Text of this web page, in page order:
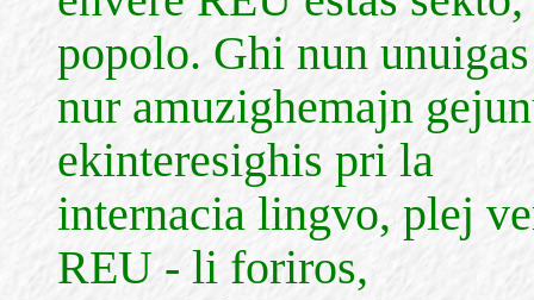
popolo. Ghi nun unuigas
nur amuzighemajn
ekinteresighis pri la
internacia lingvo, plej
REU - li foriros,